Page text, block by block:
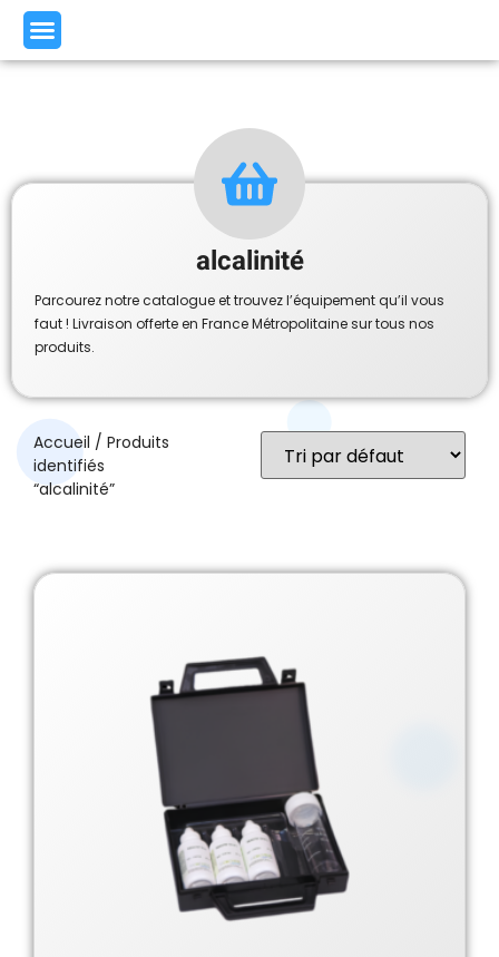
alcalinité
Parcourez notre catalogue et trouvez l’équipement qu’il vous
faut ! Livraison offerte en France Métropolitaine sur tous nos
produits.
Accueil / Produits
identifiés
“alcalinité”